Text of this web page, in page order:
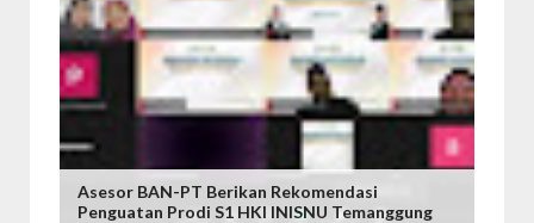
Asesor BAN-PT Berikan Rekomendasi
Penguatan Prodi S1 HKI INISNU Temanggung